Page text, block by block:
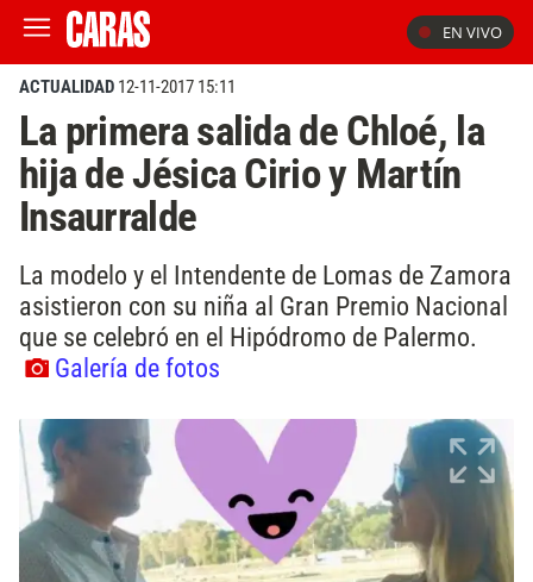
EN VIVO
ACTUALIDAD 12-11-2017 15:11
La primera salida de Chloé, la
hija de Jésica Cirio y Martín
Insaurralde
La modelo y el Intendente de Lomas de Zamora
asistieron con su niña al Gran Premio Nacional
que se celebró en el Hipódromo de Palermo.
Galería de fotos